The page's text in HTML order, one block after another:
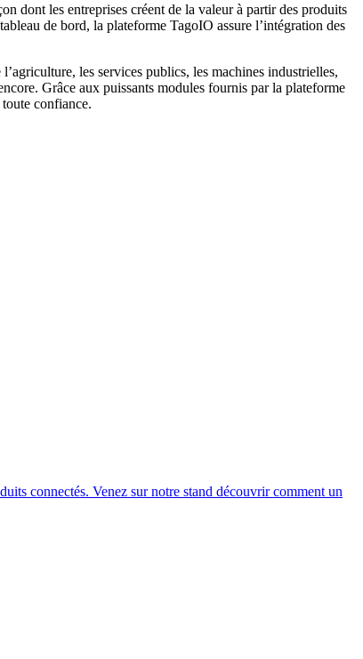
dont les entreprises créent de la valeur à partir des produits
de bord, la plateforme TagoIO assure l’intégration des
les services publics, les machines industrielles,
Grâce aux puissants modules fournis par la plateforme
confiance.
connectés. Venez sur notre stand découvrir comment un